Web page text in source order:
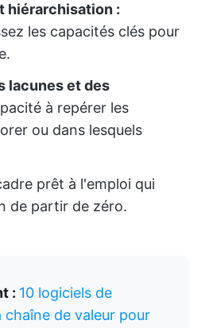
hiérarchisation :
les capacités clés pour
lacunes et des
à repérer les
ou dans lesquels
prêt à l'emploi qui
de partir de zéro.
: 10 logiciels de
de valeur pour